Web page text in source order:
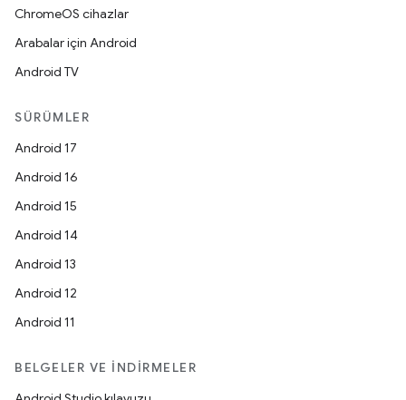
ChromeOS cihazlar
Arabalar için Android
Android TV
SÜRÜMLER
Android 17
Android 16
Android 15
Android 14
Android 13
Android 12
Android 11
BELGELER VE İNDIRMELER